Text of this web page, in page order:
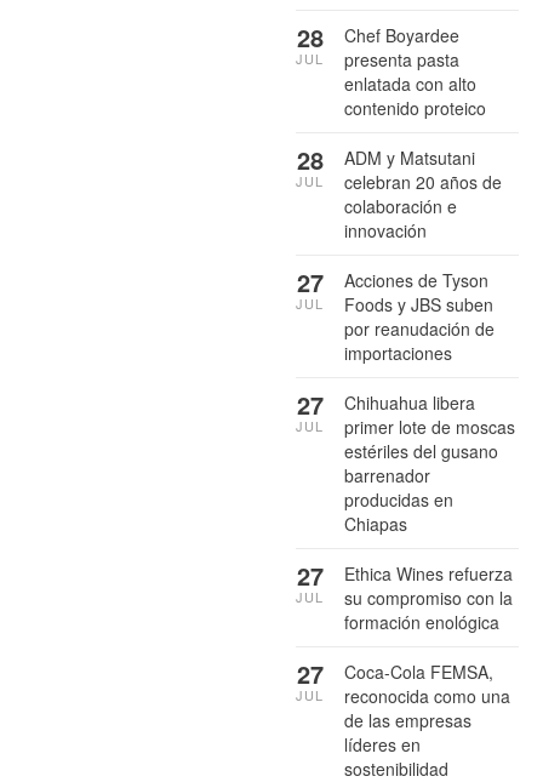
Chef Boyardee
presenta pasta
enlatada con alto
contenido proteico
28
JUL
ADM y Matsutani
celebran 20 años de
colaboración e
innovación
28
JUL
Acciones de Tyson
Foods y JBS suben
por reanudación de
importaciones
27
JUL
Chihuahua libera
primer lote de moscas
estériles del gusano
barrenador
producidas en
Chiapas
27
JUL
Ethica Wines refuerza
su compromiso con la
formación enológica
27
JUL
Coca-Cola FEMSA,
reconocida como una
de las empresas
líderes en
sostenibilidad
27
JUL